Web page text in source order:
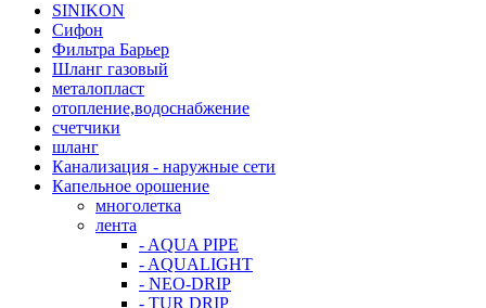
SINIKON
Сифон
Фильтра Барьер
Шланг газовый
металопласт
отопление,водоснабжение
счетчики
шланг
Канализация - наружные сети
Капельное орошение
многолетка
лента
- AQUA PIPE
- AQUALIGHT
- NEO-DRIP
- TUR DRIP